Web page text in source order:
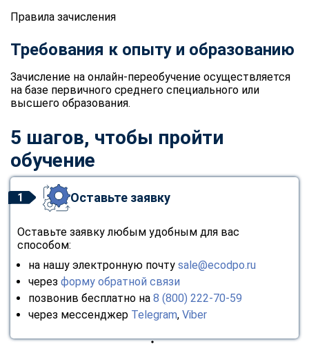
Правила зачисления
Требования к опыту и образованию
Зачисление на онлайн-переобучение осуществляется
на базе первичного среднего специального или
высшего образования.
5 шагов, чтобы пройти
обучение
1 Оставьте заявку
Оставьте заявку любым удобным для вас
способом:
на нашу электронную почту sale@ecodpo.ru
через форму обратной связи
позвонив бесплатно на 8 (800) 222-70-59
через мессенджер Telegram, Viber
ChatApp
Мессенджеры
Свяжитесь с нами через любой удобный мессенджер!
Vkontakte
Max